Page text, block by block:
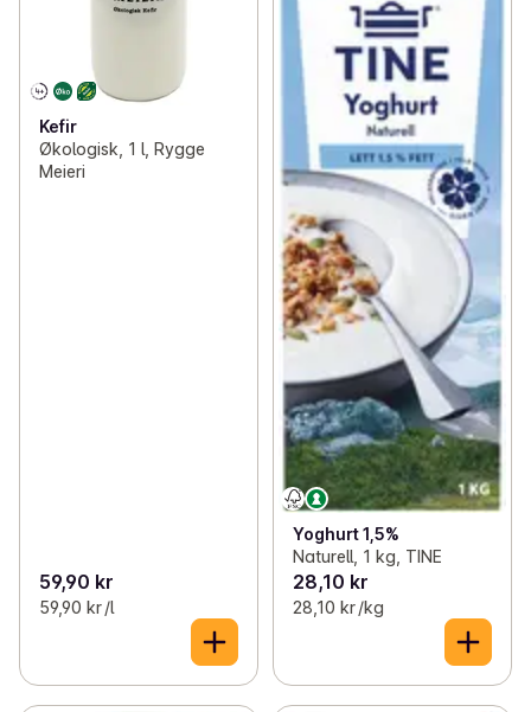
Kefir
Økologisk, 1 l, Rygge
Meieri
59,90 kr
59,90 kr /l
Yoghurt 1,5%
Naturell, 1 kg, TINE
28,10 kr
28,10 kr /kg